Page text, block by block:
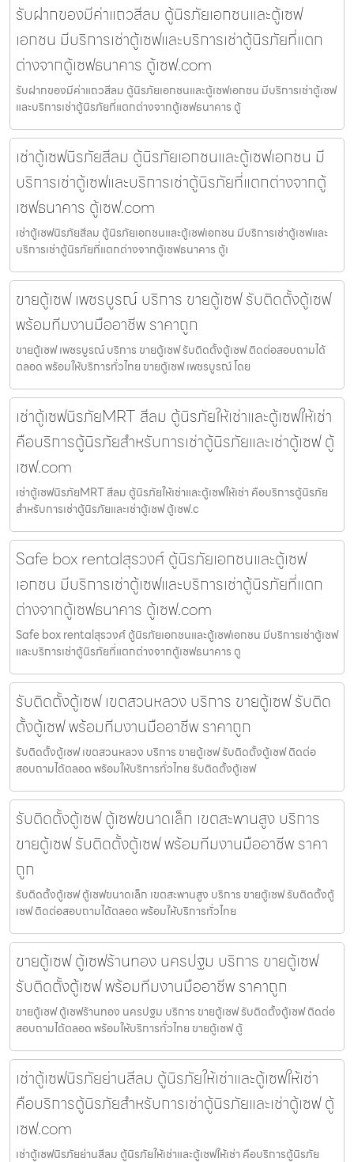
รับฝากของมีค่าแถวสีลม ตู้นิรภัยเอกชนและตู้เซฟ
เอกชน มีบริการเช่าตู้เซฟและบริการเช่าตู้นิรภัยที่แตก
ต่างจากตู้เซฟธนาคาร ตู้เซฟ.com
รับฝากของมีค่าแถวสีลม ตู้นิรภัยเอกชนและตู้เซฟเอกชน มีบริการเช่าตู้เซฟ
และบริการเช่าตู้นิรภัยที่แตกต่างจากตู้เซฟธนาคาร ตู้
เช่าตู้เซฟนิรภัยสีลม ตู้นิรภัยเอกชนและตู้เซฟเอกชน มี
บริการเช่าตู้เซฟและบริการเช่าตู้นิรภัยที่แตกต่างจากตู้
เซฟธนาคาร ตู้เซฟ.com
เช่าตู้เซฟนิรภัยสีลม ตู้นิรภัยเอกชนและตู้เซฟเอกชน มีบริการเช่าตู้เซฟและ
บริการเช่าตู้นิรภัยที่แตกต่างจากตู้เซฟธนาคาร ตู้เ
ขายตู้เซฟ เพชรบูรณ์ บริการ ขายตู้เซฟ รับติดตั้งตู้เซฟ
พร้อมทีมงานมืออาชีพ ราคาถูก
ขายตู้เซฟ เพชรบูรณ์ บริการ ขายตู้เซฟ รับติดตั้งตู้เซฟ ติดต่อสอบถามได้
ตลอด พร้อมให้บริการทั่วไทย ขายตู้เซฟ เพชรบูรณ์ โดย
เช่าตู้เซฟนิรภัยMRT สีลม ตู้นิรภัยให้เช่าและตู้เซฟให้เช่า
คือบริการตู้นิรภัยสำหรับการเช่าตู้นิรภัยและเช่าตู้เซฟ ตู้
เซฟ.com
เช่าตู้เซฟนิรภัยMRT สีลม ตู้นิรภัยให้เช่าและตู้เซฟให้เช่า คือบริการตู้นิรภัย
สำหรับการเช่าตู้นิรภัยและเช่าตู้เซฟ ตู้เซฟ.c
Safe box rentalสุรวงศ์ ตู้นิรภัยเอกชนและตู้เซฟ
เอกชน มีบริการเช่าตู้เซฟและบริการเช่าตู้นิรภัยที่แตก
ต่างจากตู้เซฟธนาคาร ตู้เซฟ.com
Safe box rentalสุรวงศ์ ตู้นิรภัยเอกชนและตู้เซฟเอกชน มีบริการเช่าตู้เซฟ
และบริการเช่าตู้นิรภัยที่แตกต่างจากตู้เซฟธนาคาร ตู
รับติดตั้งตู้เซฟ เขตสวนหลวง บริการ ขายตู้เซฟ รับติด
ตั้งตู้เซฟ พร้อมทีมงานมืออาชีพ ราคาถูก
รับติดตั้งตู้เซฟ เขตสวนหลวง บริการ ขายตู้เซฟ รับติดตั้งตู้เซฟ ติดต่อ
สอบถามได้ตลอด พร้อมให้บริการทั่วไทย รับติดตั้งตู้เซฟ
รับติดตั้งตู้เซฟ ตู้เซฟขนาดเล็ก เขตสะพานสูง บริการ
ขายตู้เซฟ รับติดตั้งตู้เซฟ พร้อมทีมงานมืออาชีพ ราคา
ถูก
รับติดตั้งตู้เซฟ ตู้เซฟขนาดเล็ก เขตสะพานสูง บริการ ขายตู้เซฟ รับติดตั้งตู้
เซฟ ติดต่อสอบถามได้ตลอด พร้อมให้บริการทั่วไทย
ขายตู้เซฟ ตู้เซฟร้านทอง นครปฐม บริการ ขายตู้เซฟ
รับติดตั้งตู้เซฟ พร้อมทีมงานมืออาชีพ ราคาถูก
ขายตู้เซฟ ตู้เซฟร้านทอง นครปฐม บริการ ขายตู้เซฟ รับติดตั้งตู้เซฟ ติดต่อ
สอบถามได้ตลอด พร้อมให้บริการทั่วไทย ขายตู้เซฟ ตู้
เช่าตู้เซฟนิรภัยย่านสีลม ตู้นิรภัยให้เช่าและตู้เซฟให้เช่า
คือบริการตู้นิรภัยสำหรับการเช่าตู้นิรภัยและเช่าตู้เซฟ ตู้
เซฟ.com
เช่าตู้เซฟนิรภัยย่านสีลม ตู้นิรภัยให้เช่าและตู้เซฟให้เช่า คือบริการตู้นิรภัย